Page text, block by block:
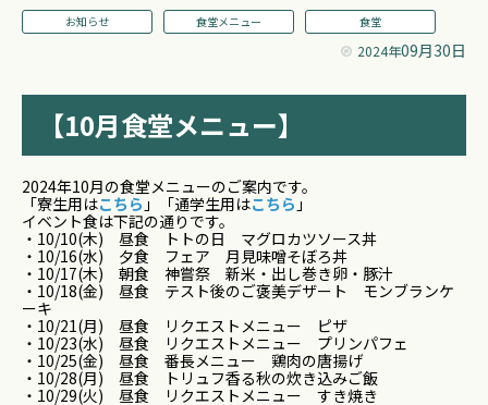
お知らせ 食堂メニュー 食堂
2024年09月30日
【10月食堂メニュー】
2024年10月の食堂メニューのご案内です。
「寮生用はこちら 」「通学生用はこちら 」
イベント食は下記の通りです。
・10/10(木) 昼食 トトの日 マグロカツソース丼
・10/16(水) 夕食 フェア 月見味噌そぼろ丼
・10/17(木) 朝食 神嘗祭 新米・出し巻き卵・豚汁
・10/18(金) 昼食 テスト後のご褒美デザート モンブランケ
ーキ
・10/21(月) 昼食 リクエストメニュー ピザ
・10/23(水) 昼食 リクエストメニュー プリンパフェ
・10/25(金) 昼食 番長メニュー 鶏肉の唐揚げ
・10/28(月) 昼食 トリュフ香る秋の炊き込みご飯
・10/29(火) 昼食 リクエストメニュー すき焼き